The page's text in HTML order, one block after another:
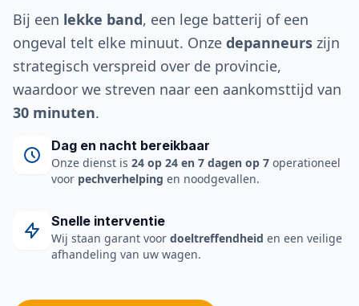
Bij een lekke band, een lege batterij of een
ongeval telt elke minuut. Onze depanneurs zijn
strategisch verspreid over de provincie,
waardoor we streven naar een aankomsttijd van
30 minuten.
Dag en nacht bereikbaar
Onze dienst is 24 op 24 en 7 dagen op 7 operationeel
voor pechverhelping en noodgevallen.
Snelle interventie
Wij staan garant voor doeltreffendheid en een veilige
afhandeling van uw wagen.